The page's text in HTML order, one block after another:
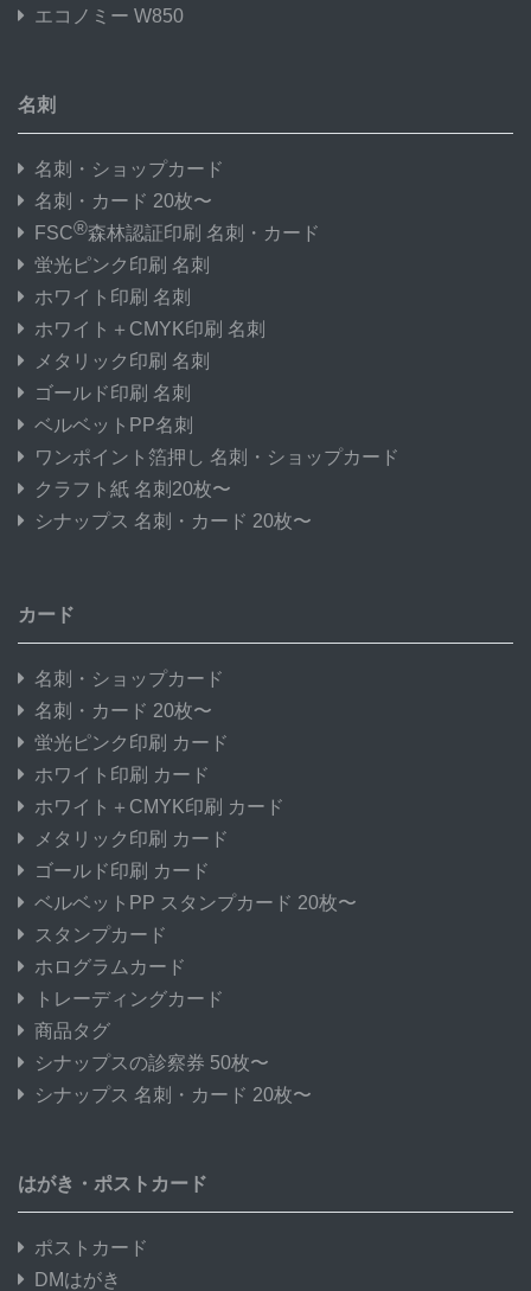
エコノミー W850
名刺
名刺・ショップカード
名刺・カード 20枚〜
FSC®森林認証印刷 名刺・カード
蛍光ピンク印刷 名刺
ホワイト印刷 名刺
ホワイト＋CMYK印刷 名刺
メタリック印刷 名刺
ゴールド印刷 名刺
ベルベットPP名刺
ワンポイント箔押し 名刺・ショップカード
クラフト紙 名刺20枚〜
シナップス 名刺・カード 20枚〜
カード
名刺・ショップカード
名刺・カード 20枚〜
蛍光ピンク印刷 カード
ホワイト印刷 カード
ホワイト＋CMYK印刷 カード
メタリック印刷 カード
ゴールド印刷 カード
ベルベットPP スタンプカード 20枚〜
スタンプカード
ホログラムカード
トレーディングカード
商品タグ
シナップスの診察券 50枚〜
シナップス 名刺・カード 20枚〜
はがき・ポストカード
ポストカード
DMはがき